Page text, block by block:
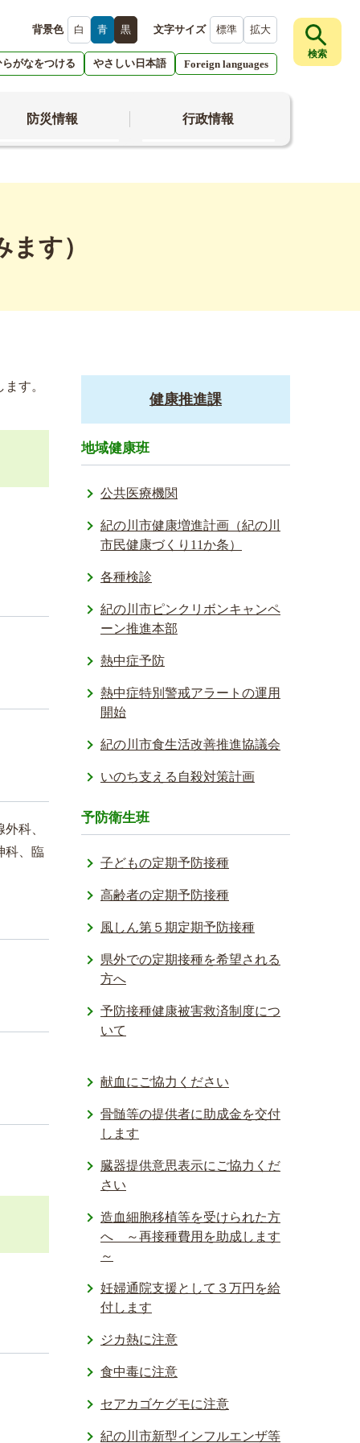
背景色 白 青 黒 文字サイズ 標準 拡大
らがなをつける やさしい日本語 Foreign languages
検索
防災情報 行政情報
す）
す。
科、
科、臨
健康推進課
地域健康班
公共医療機関
紀の川市健康増進計画（紀の川
市民健康づくり11か条）
各種検診
紀の川市ピンクリボンキャンペ
ーン推進本部
熱中症予防
熱中症特別­警戒アラー­トの運用
開­始­
紀の川市食生活改善推進協議会
いのち支える自殺対策計画
予防衛生班
子どもの定期予防接種
高齢者の定期予防接種
風しん第５期定期予防接種
県外での定期接種を希望される
方へ
予防接種健­康被害救済­制度につ
い­て
献血にご協力ください
骨髄等の提供者に助成金を交付
します
臓器提供意思表示にご協力くだ
さい
造血細胞移植等を受けられた方
へ ～再接種費用を助成します
～
妊婦通院支援として３万円を給
付します
ジカ熱に注意
食中毒に注意
セアカゴケグモに注意
紀の川市新型インフルエンザ等